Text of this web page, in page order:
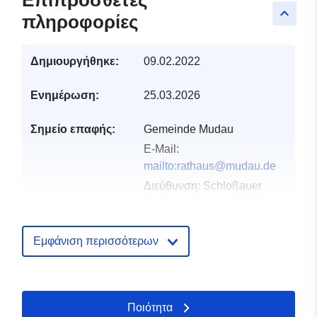
keyboard_arrow_up
πληροφορίες
Δημιουργήθηκε: 09.02.2022
Ενημέρωση: 25.03.2026
Σημείο επαφής:
Gemeinde Mudau
E-Mail:
mailto:rathaus@mudau.de
Διεύθυνση: Schloßauer
Διεύθυνση URL:
http://www.mudau.de
Αρχείο
Προστίθεται στο data.europa.eu:
January 2026
Εμφάνιση περισσότερων
Ποιότητα